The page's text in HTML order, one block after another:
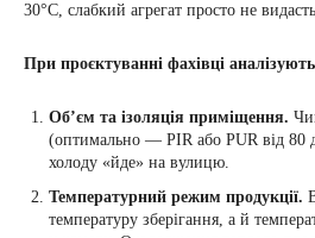
30°C, слабкий агрегат просто не
При проєктуванні фахівці аналізують
Об’єм та ізоляція приміщення.
(оптимально — PIR або PUR від
холоду «йде» на вулицю.
Температурний режим продукції.
температуру зберігання, а й